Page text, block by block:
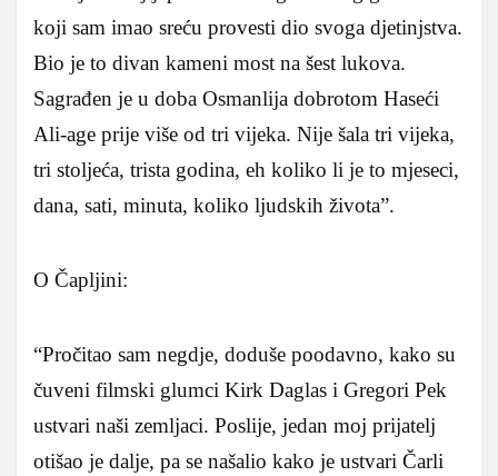
koji sam imao sreću provesti dio svoga djetinjstva.
Bio je to divan kameni most na šest lukova.
Sagrađen je u doba Osmanlija dobrotom Haseći
Ali-age prije više od tri vijeka. Nije šala tri vijeka,
tri stoljeća, trista godina, eh koliko li je to mjeseci,
dana, sati, minuta, koliko ljudskih života”.
O Čapljini:
“Pročitao sam negdje, doduše poodavno, kako su
čuveni filmski glumci Kirk Daglas i Gregori Pek
ustvari naši zemljaci. Poslije, jedan moj prijatelj
otišao je dalje, pa se našalio kako je ustvari Čarli